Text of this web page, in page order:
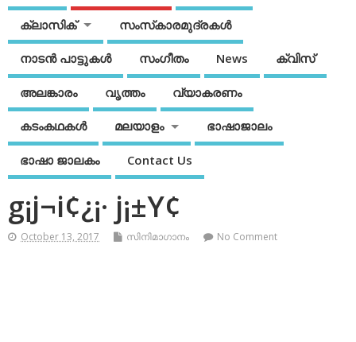
ക്ലാസിക് സംസ്‌കാരമുദ്രകള്‍
നാടന്‍ പാട്ടുകള്‍ സംഗീതം News ക്വിസ്
അലങ്കാരം വൃത്തം വ്യാകരണം
കടംകഥകള്‍ മലയാളം ഭാഷാജാലം
ഭാഷാ ജാലകം Contact Us
g¡j¬i¢¿¡· j¡±Y¢
October 13, 2017 സിനിമാഗാനം No Comment